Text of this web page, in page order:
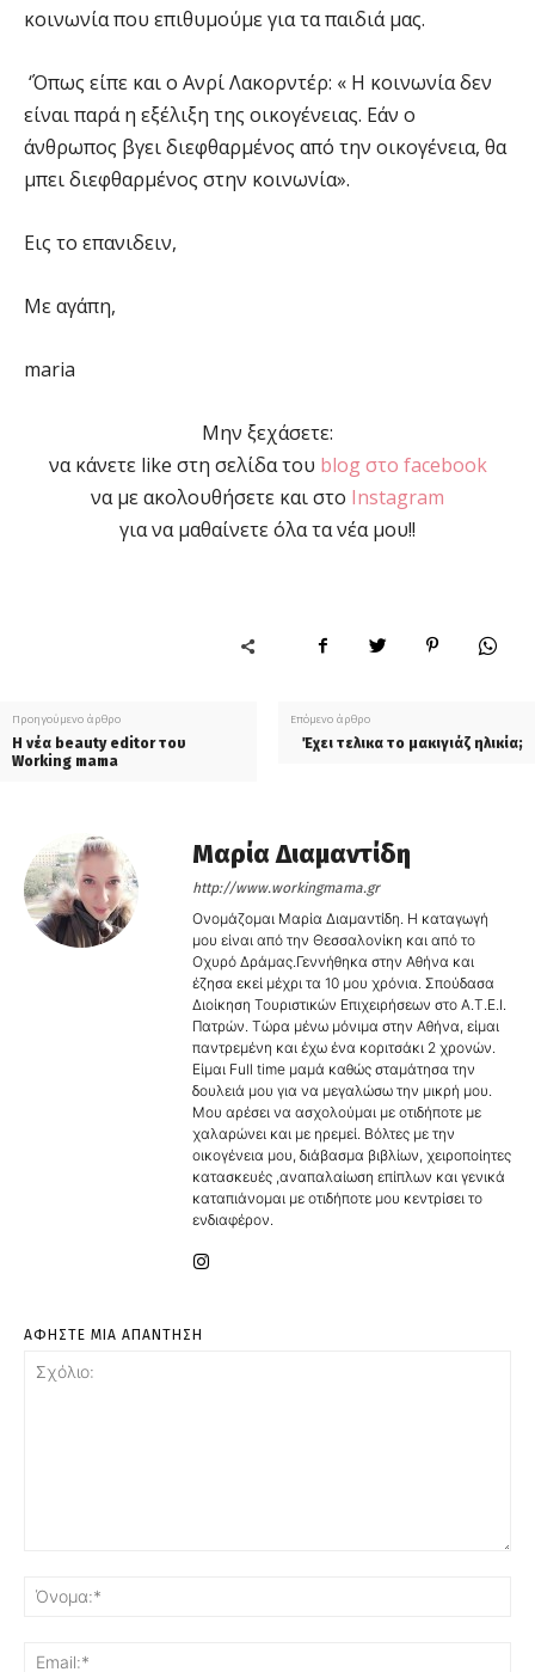
κοινωνία που επιθυμούμε για τα παιδιά μας.
‘Όπως είπε και ο Ανρί Λακορντέρ: « Η κοινωνία δεν
είναι παρά η εξέλιξη της οικογένειας. Εάν ο
άνθρωπος βγει διεφθαρμένος από την οικογένεια, θα
μπει διεφθαρμένος στην κοινωνία».
Εις το επανιδειν,
Με αγάπη,
maria
Μην ξεχάσετε:
να κάνετε like στη σελίδα του blog στο facebook
να με ακολουθήσετε και στο Instagram
για να μαθαίνετε όλα τα νέα μου!!
Προηγούμενο άρθρο
Η νέα beauty editor του
Working mama
Επόμενο άρθρο
Έχει τελικα το μακιγιάζ ηλικία;
Μαρία Διαμαντίδη
http://www.workingmama.gr
Ονομάζομαι Μαρία Διαμαντίδη. Η καταγωγή
μου είναι από την Θεσσαλονίκη και από το
Οχυρό Δράμας.Γεννήθηκα στην Αθήνα και
έζησα εκεί μέχρι τα 10 μου χρόνια. Σπούδασα
Διοίκηση Τουριστικών Επιχειρήσεων στο Α.Τ.Ε.Ι.
Πατρών. Τώρα μένω μόνιμα στην Αθήνα, είμαι
παντρεμένη και έχω ένα κοριτσάκι 2 χρονών.
Είμαι Full time μαμά καθώς σταμάτησα την
δουλειά μου για να μεγαλώσω την μικρή μου.
Μου αρέσει να ασχολούμαι με οτιδήποτε με
χαλαρώνει και με ηρεμεί. Βόλτες με την
οικογένεια μου, διάβασμα βιβλίων, χειροποίητες
κατασκευές ,αναπαλαίωση επίπλων και γενικά
καταπιάνομαι με οτιδήποτε μου κεντρίσει το
ενδιαφέρον.
ΑΦΗΣΤΕ ΜΙΑ ΑΠΑΝΤΗΣΗ